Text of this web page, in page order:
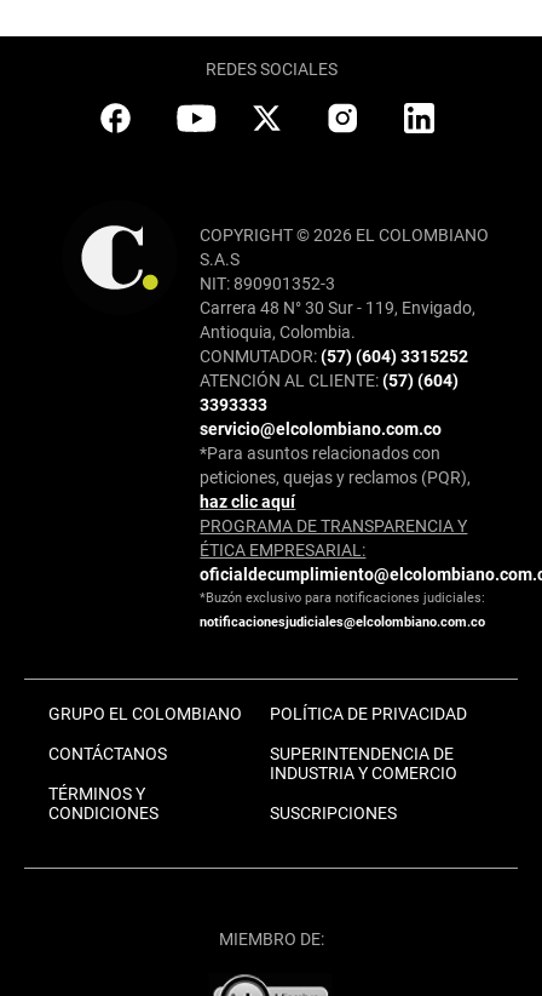
REDES SOCIALES
COPYRIGHT © 2026 EL COLOMBIANO
S.A.S
NIT: 890901352-3
Carrera 48 N° 30 Sur - 119, Envigado,
Antioquia, Colombia.
CONMUTADOR:(57) (604) 3315252
ATENCIÓN AL CLIENTE:(57) (604)
3393333
servicio@elcolombiano.com.co
*Para asuntos relacionados con
peticiones, quejas y reclamos (PQR),
haz clic aquí
PROGRAMA DE TRANSPARENCIA Y
ÉTICA EMPRESARIAL:
*Buzón exclusivo para notificaciones judiciales:
notificacionesjudiciales@elcolombiano.com.co
GRUPO EL COLOMBIANO
CONTÁCTANOS
TÉRMINOS Y
CONDICIONES
POLÍTICA DE PRIVACIDAD
SUPERINTENDENCIA DE
INDUSTRIA Y COMERCIO
SUSCRIPCIONES
MIEMBRO DE: